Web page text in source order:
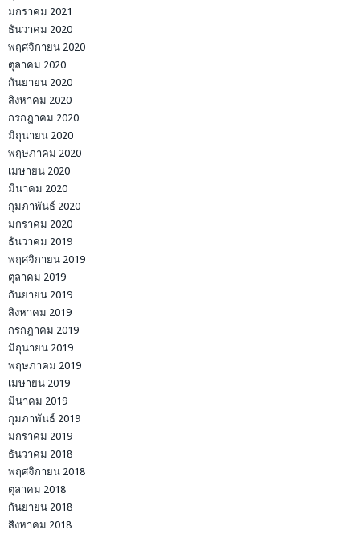
มกราคม 2021
ธันวาคม 2020
พฤศจิกายน 2020
ตุลาคม 2020
กันยายน 2020
สิงหาคม 2020
กรกฎาคม 2020
มิถุนายน 2020
พฤษภาคม 2020
เมษายน 2020
มีนาคม 2020
กุมภาพันธ์ 2020
มกราคม 2020
ธันวาคม 2019
พฤศจิกายน 2019
ตุลาคม 2019
กันยายน 2019
สิงหาคม 2019
กรกฎาคม 2019
มิถุนายน 2019
พฤษภาคม 2019
เมษายน 2019
มีนาคม 2019
กุมภาพันธ์ 2019
มกราคม 2019
ธันวาคม 2018
พฤศจิกายน 2018
ตุลาคม 2018
กันยายน 2018
สิงหาคม 2018